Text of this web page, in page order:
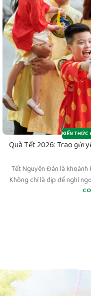
KIẾN THỨC
Quà Tết 2026: Trao gửi
Tết Nguyên Đán là
Không chỉ là dịp để nghỉ